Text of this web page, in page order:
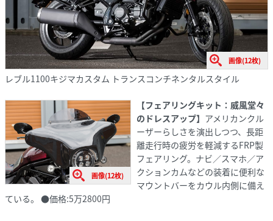
画像(12枚)
レブル1100キジマカスタム トランスコンチネンタルスタイル
画像(12枚)
【フェアリングキット：威風堂々
のドレスアップ】 アメリカンクル
ーザーらしさを演出しつつ、長距
離走行時の疲労を軽減するFRP製
フェアリング。ナビ／スマホ／ア
クションカムなどの装着に便利な
マウントバーをカウル内側に備え
ている。 ●価格:5万2800円